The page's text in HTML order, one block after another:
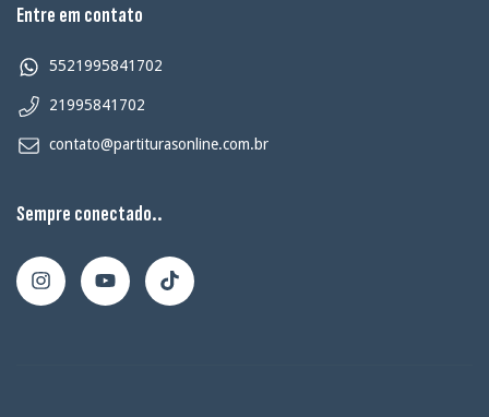
Entre em contato
5521995841702
21995841702
contato@partiturasonline.com.br
Sempre conectado..